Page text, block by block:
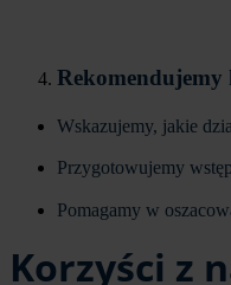
Wskazujemy, jakie
Przygotowujemy
Pomagamy w
Korzyści z